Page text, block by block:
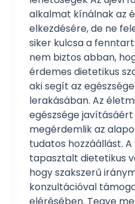
alkalmat kínálnak az
elkezdésére, de ne
siker kulcsa a
nem biztos abban,
érdemes dietetikus
aki segít az
lerakásában. Az
egészsége
megérdemlik az
tudatos hozzáállást.
tapasztalt dietetikus
hogy szakszerű
konzultációval